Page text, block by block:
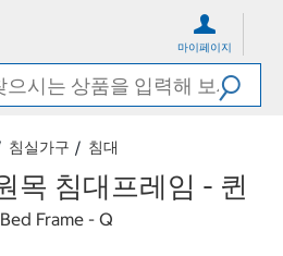
마이페이지
침실가구 침대
목 침대프레임 - 퀸
Frame - Q